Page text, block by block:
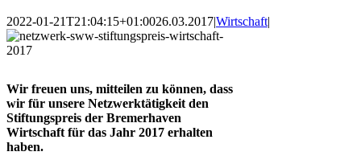
2022-01-21T21:04:15+01:0026.03.2017|Wirtschaft|
Wir freuen uns, mitteilen zu können, dass
wir für unsere Netzwerktätigkeit den
Stiftungspreis der Bremerhaven
Wirtschaft für das Jahr 2017 erhalten
haben.